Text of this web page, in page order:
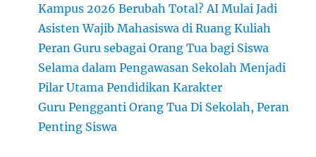
Kampus 2026 Berubah Total? AI Mulai Jadi
Asisten Wajib Mahasiswa di Ruang Kuliah
Peran Guru sebagai Orang Tua bagi Siswa
Selama dalam Pengawasan Sekolah Menjadi
Pilar Utama Pendidikan Karakter
Guru Pengganti Orang Tua Di Sekolah, Peran
Penting Siswa